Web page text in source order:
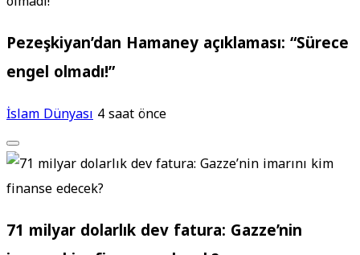
Pezeşkiyan’dan Hamaney açıklaması: “Sürece
engel olmadı!”
İslam Dünyası4 saat önce
71 milyar dolarlık dev fatura: Gazze’nin